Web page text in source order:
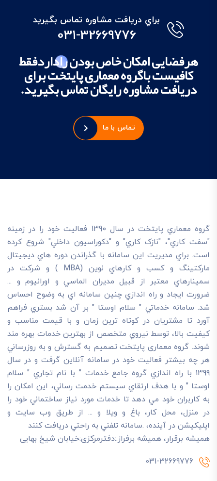
براي دريافت مشاوره تماس بگيريد
031-32669776
هرفضایی امکان خاص بودن راداردفقط
کافیست باگروه معماری پایتخت برای
دریافت مشاوره رایگان تماس بگیرید.
تماس با ما
گروه معماري پايتخت در سال 1390 فعاليت خود را در زمينه
"سفت کاري"، "نازک کاري" و "دکوراسيون داخلي" شروع کرده
است. براي مديريت اين سامانه با گذراندن دوره هاي ديجيتال
مارکتينگ و کسب و کارهاي نوين (MBA ) و شرکت در
سمينارهاي معتبر از قبيل مديران الماسي و اورانيوم و ...
ضرورت ايجاد و راه اندازي چنين سامانه اي به وضوح احساس
شد. سامانه خدماتي " سلام اوستا " بر آن شد بستري فراهم
آورد تا مشتريان در کوتاه ترين زمان و با قيمت مناسب و
کيفيت بالا، توسط نيروي متخصص از بهترين خدمات بهره مند
شوند. گروه معماری پایتخت تصميم به گسترش و به روزرساني
هر چه بيشتر فعاليت خود در سامانه آنلاين گرفت و در سال
1399 با راه اندازي گروه جامع خدمات " با نام تجاري " سلام
اوستا " و با هدف ارتقاي سيستم خدمت رساني، اين امکان را
به کاربران خود مي دهد تا خدمات مورد نياز ساختماني خود را
در منزل، محل کار، باغ و ويلا و ... از طريق وب سايت و
اپليکيشن در آينده، .سامانه تلفني به راحتي دريافت کنند
هميشه برقرار، هميشه برفراز.:دفترمرکزی:خیابان شیخ بهایی
031-32669776